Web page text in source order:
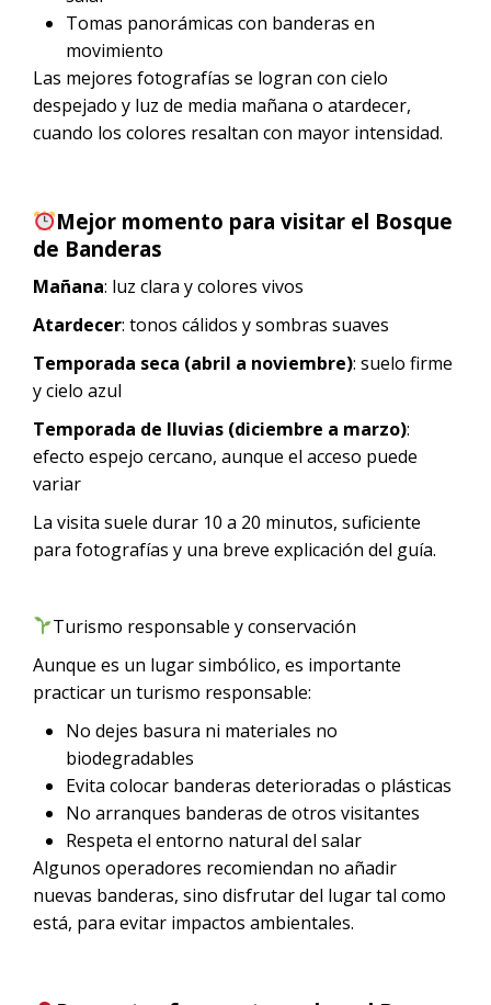
Tomas panorámicas con banderas en
movimiento
Las mejores fotografías se logran con cielo
despejado y luz de media mañana o atardecer,
cuando los colores resaltan con mayor intensidad.
Mejor momento para visitar el Bosque
de Banderas
Mañana: luz clara y colores vivos
Atardecer: tonos cálidos y sombras suaves
Temporada seca (abril a noviembre): suelo firme
y cielo azul
Temporada de lluvias (diciembre a marzo):
efecto espejo cercano, aunque el acceso puede
variar
La visita suele durar 10 a 20 minutos, suficiente
para fotografías y una breve explicación del guía.
Turismo responsable y conservación
Aunque es un lugar simbólico, es importante
practicar un turismo responsable:
No dejes basura ni materiales no
biodegradables
Evita colocar banderas deterioradas o plásticas
No arranques banderas de otros visitantes
Respeta el entorno natural del salar
Algunos operadores recomiendan no añadir
nuevas banderas, sino disfrutar del lugar tal como
está, para evitar impactos ambientales.